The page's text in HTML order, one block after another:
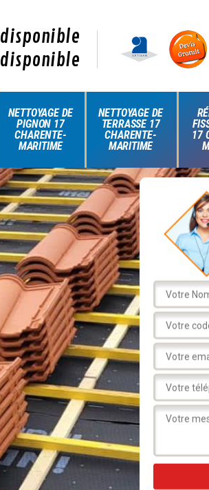
NETTOYAGE DE
PIGNON 17
CHARENTE-
MARITIME
NETTOYAGE DE
TERRASSE 17
CHARENTE-
MARITIME
17